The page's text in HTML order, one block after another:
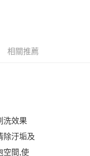
相關推薦
洗效果
除汙垢及
空間,使